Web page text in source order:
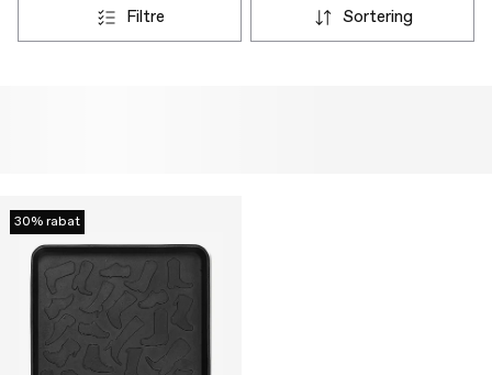
filtre sortering
30% rabat